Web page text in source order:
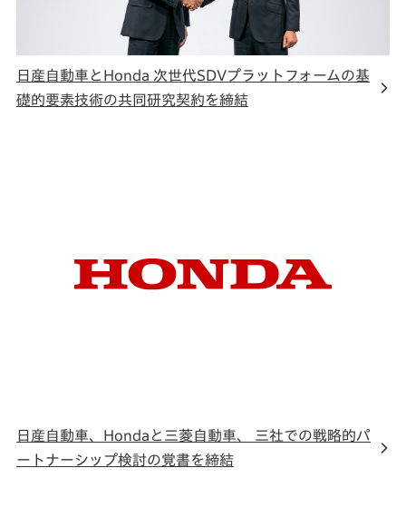
日産自動車とHonda 次世代SDVプラットフォームの基
礎的要素技術の共同研究契約を締結
日産自動車、Hondaと三菱自動車、 三社での戦略的パ
ートナーシップ検討の覚書を締結